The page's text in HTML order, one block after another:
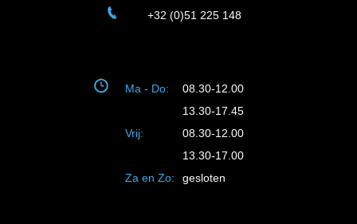
+32 (0)51 225 148
Ma - Do:
08.30-12.00
13.30-17.45
Vrij:
08.30-12.00
13.30-17.00
Za en Zo:
gesloten